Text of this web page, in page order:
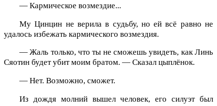
— Кармическое возмездие...
Му Цинцин не верила в судьбу, но ей всё равно не
удалось избежать кармического возмездия.
— Жаль только, что ты не сможешь увидеть, как Линь
Сяотин будет убит моим братом. — Сказал цыплёнок.
— Нет. Возможно, сможет.
Из дождя молний вышел человек, его силуэт был